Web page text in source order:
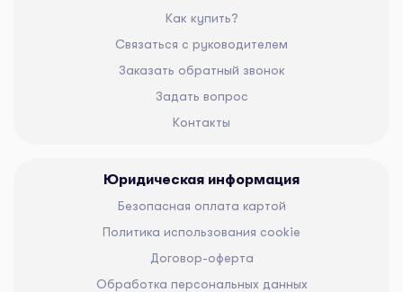
Как купить?
Связаться с руководителем
Заказать обратный звонок
Задать вопрос
Контакты
Юридическая информация
Безопасная оплата картой
Политика использования cookie
Договор-оферта
Обработка персональных данных